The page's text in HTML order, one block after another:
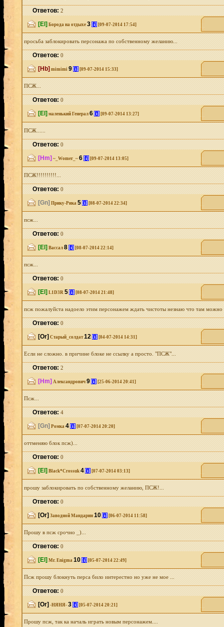
Ответов:2
[El] Борода на отдыхе 3 [i] [09-07-2014 17:54]
просьба заблокировать персонажа по собственному желанию...
Ответов:0
[Hb] mimimi 9 [i] [09-07-2014 15:33]
ПСЖ...
Ответов:0
[El] маленький Генерал 6 [i] [09-07-2014 13:27]
ПСЖ......
Ответов:0
[Hm] ~_Womer_~ 6 [i] [09-07-2014 13:05]
ПСЖ!!!!!!!!!!...
Ответов:0
[Gn] Прику-Рика 5 [i] [08-07-2014 22:34]
псж...
Ответов:0
[El] Вассал 8 [i] [08-07-2014 22:14]
псж...
Ответов:0
[El] L1D3R 5 [i] [08-07-2014 21:48]
псж пожалуйста надоело этим персонажем ждать чистоты незнаю что там можно
Ответов:0
[Or] Старый_солдат12 [i] [04-07-2014 14:31]
Если не сложно. в причине блоке не ссылку а просто. "ПСЖ"...
Ответов:2
[Hm] Александрович 9 [i] [25-06-2014 20:41]
Псж...
Ответов:4
[Gn] Ромка 4 [i] [07-07-2014 20:20]
оттменяю блок псж)...
Ответов:0
[El] Black*Crossuk 4 [i] [07-07-2014 03:13]
прошу заблокировать по собственному желанию, ПСЖ!...
Ответов:0
[Or] Заводной Мандарин 10 [i] [06-07-2014 11:58]
Прошу в псж срочно _)...
Ответов:0
[El] Mr. Enigma 10 [i] [05-07-2014 22:49]
Псж прошу блокнуть перса било интерестно но уже не мое ...
Ответов:0
[Or] -НЯНЯ- 3 [i] [05-07-2014 20:21]
Прошу псж, так ка началь играть новым персонажем....